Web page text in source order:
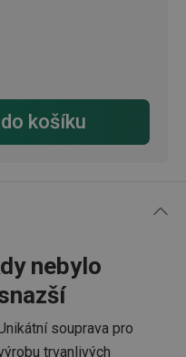
košíku
nebylo
souprava pro
trvanlivých